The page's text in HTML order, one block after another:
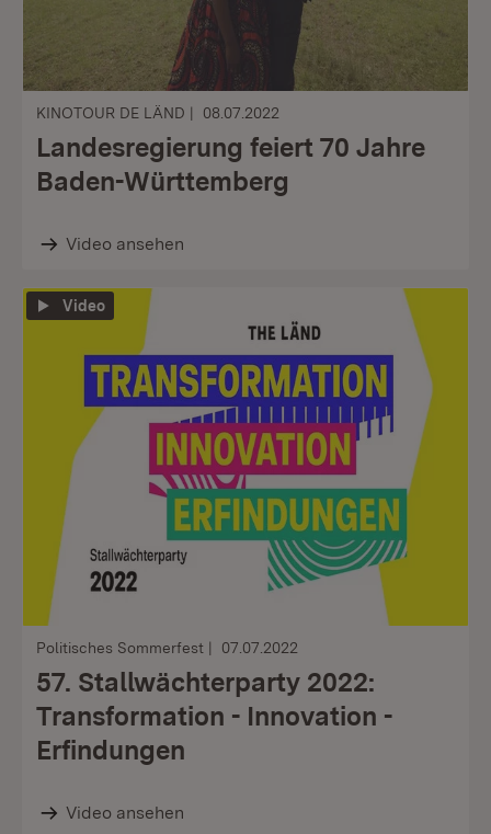
KINOTOUR DE LÄND 08.07.2022
Landesregierung feiert 70 Jahre
Baden-Württemberg
Video ansehen
Video
Politisches Sommerfest 07.07.2022
57. Stallwächterparty 2022:
Transformation - Innovation -
Erfindungen
Video ansehen